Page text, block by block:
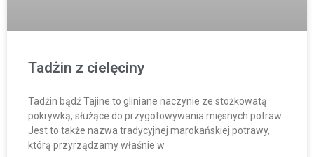
Tadżin z cielęciny
Tadżin bądź Tajine to gliniane naczynie ze stożkowatą
pokrywką, służące do przygotowywania mięsnych potraw.
Jest to także nazwa tradycyjnej marokańskiej potrawy,
którą przyrządzamy właśnie w